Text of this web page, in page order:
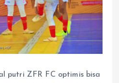
putri ZFR FC optimis bisa